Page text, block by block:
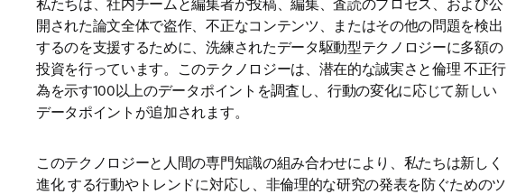
私たちは、社内チームと編集者が投稿、編集、査読のプロセス、および公
開された論文全体で盗作、不正なコンテンツ、またはその他の問題を検出
するのを支援するために、洗練されたデータ駆動型テクノロジーに多額の
投資を行っています。このテクノロジーは、潜在的な誠実さと倫理 不正行
為を示す100以上のデータポイントを調査し、行動の変化に応じて新しい
データポイントが追加されます。
このテクノロジーと人間の専門知識の組み合わせにより、私たちは新しく
進化 する行動やトレンドに対応し、非倫理的な研究の発表を防ぐためのツ